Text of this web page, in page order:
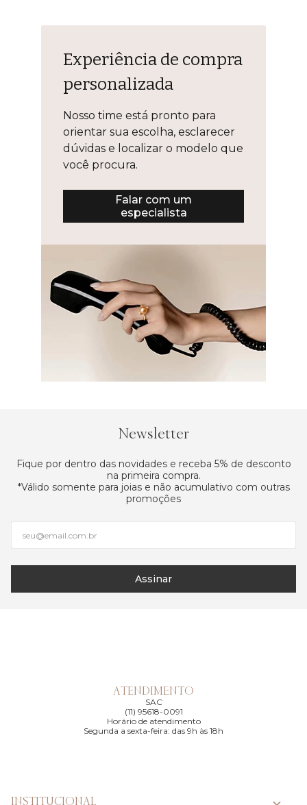
Experiência de compra
personalizada
Nosso time está pronto para
orientar sua escolha, esclarecer
dúvidas e localizar o modelo que
você procura.
Falar com um
especialista
Newsletter
Fique por dentro das novidades e receba 5% de desconto
na primeira compra.
*Válido somente para joias e não acumulativo com outras
promoções
Assinar
ATENDIMENTO
SAC
(11) 95618-0091
Horário de atendimento
Segunda a sexta-feira: das 9h às 18h
INSTITUCIONAL